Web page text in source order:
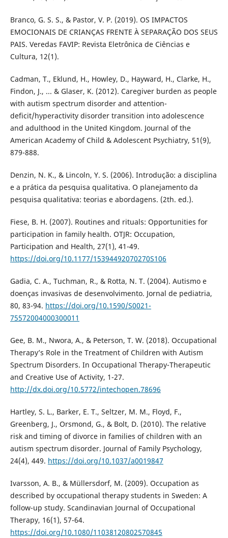
Branco, G. S. S., & Pastor, V. P. (2019). OS IMPACTOS
EMOCIONAIS DE CRIANÇAS FRENTE À SEPARAÇÃO DOS SEUS
PAIS. Veredas FAVIP: Revista Eletrônica de Ciências e
Cultura, 12(1).
Cadman, T., Eklund, H., Howley, D., Hayward, H., Clarke, H.,
Findon, J., ... & Glaser, K. (2012). Caregiver burden as people
with autism spectrum disorder and attention-
deficit/hyperactivity disorder transition into adolescence
and adulthood in the United Kingdom. Journal of the
American Academy of Child & Adolescent Psychiatry, 51(9),
879-888.
Denzin, N. K., & Lincoln, Y. S. (2006). Introdução: a disciplina
e a prática da pesquisa qualitativa. O planejamento da
pesquisa qualitativa: teorias e abordagens. (2th. ed.).
Fiese, B. H. (2007). Routines and rituals: Opportunities for
participation in family health. OTJR: Occupation,
Participation and Health, 27(1), 41-49.
https://doi.org/10.1177/15394492070270S106
Gadia, C. A., Tuchman, R., & Rotta, N. T. (2004). Autismo e
doenças invasivas de desenvolvimento. Jornal de pediatria,
80, 83-94. https://doi.org/10.1590/S0021-
75572004000300011
Gee, B. M., Nwora, A., & Peterson, T. W. (2018). Occupational
Therapy’s Role in the Treatment of Children with Autism
Spectrum Disorders. In Occupational Therapy-Therapeutic
and Creative Use of Activity, 1-27.
http://dx.doi.org/10.5772/intechopen.78696
Hartley, S. L., Barker, E. T., Seltzer, M. M., Floyd, F.,
Greenberg, J., Orsmond, G., & Bolt, D. (2010). The relative
risk and timing of divorce in families of children with an
autism spectrum disorder. Journal of Family Psychology,
24(4), 449. https://doi.org/10.1037/a0019847
Ivarsson, A. B., & Müllersdorf, M. (2009). Occupation as
described by occupational therapy students in Sweden: A
follow-up study. Scandinavian Journal of Occupational
Therapy, 16(1), 57-64.
https://doi.org/10.1080/11038120802570845